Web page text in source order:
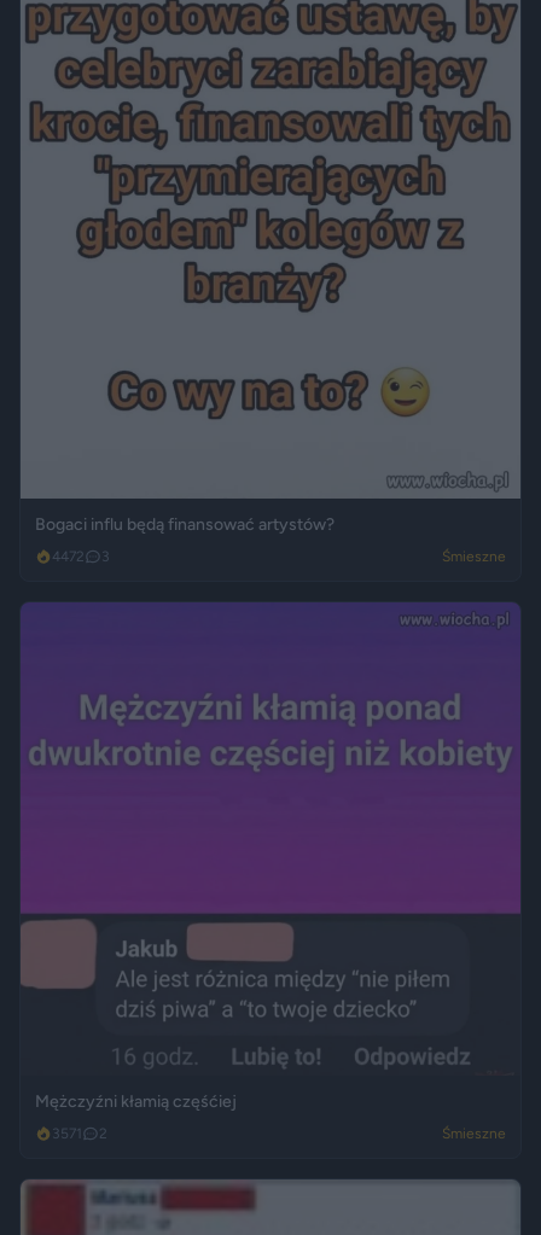
Bogaci influ będą finansować artystów?
4472 3 Śmieszne
Mężczyźni kłamią częśćiej
3571 2 Śmieszne